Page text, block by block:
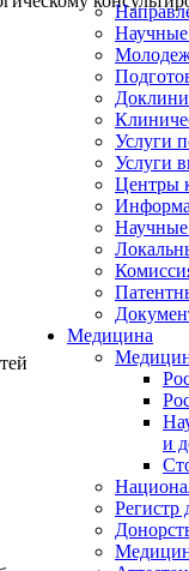
Научные
Услуги
Услуги
Центры
Медицина
и
Регистр